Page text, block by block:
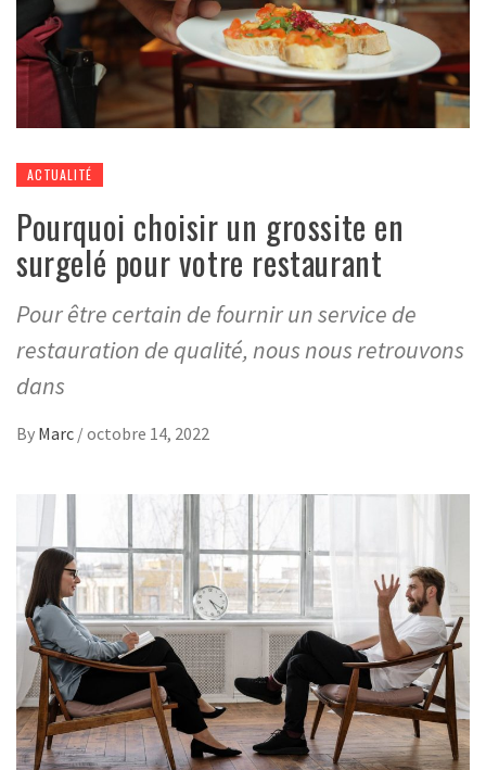
ACTUALITÉ
Pourquoi choisir un grossite en
surgelé pour votre restaurant
Pour être certain de fournir un service de
restauration de qualité, nous nous retrouvons
dans
By Marc /octobre 14, 2022